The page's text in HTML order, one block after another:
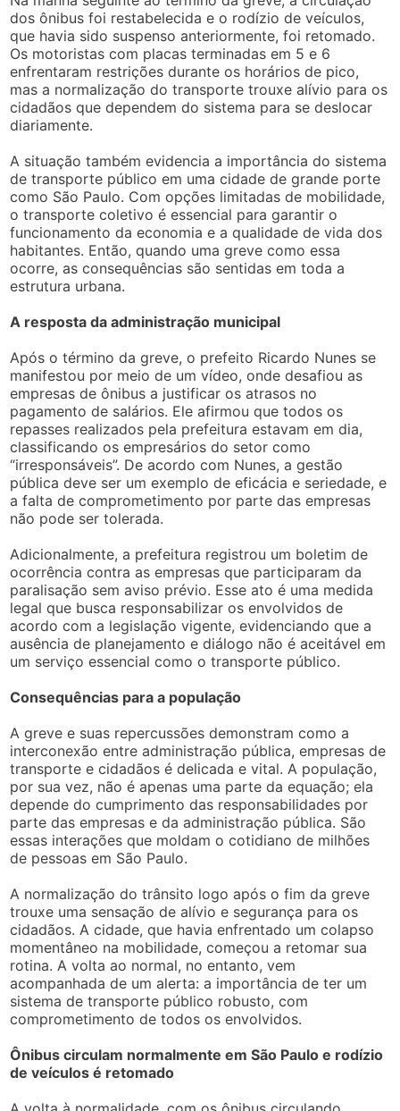
dos ônibus foi restabelecida e o rodízio de veículos,
que havia sido suspenso anteriormente, foi retomado.
Os motoristas com placas terminadas em 5 e 6
enfrentaram restrições durante os horários de pico,
mas a normalização do transporte trouxe alívio para os
cidadãos que dependem do sistema para se deslocar
diariamente.
A situação também evidencia a importância do sistema
de transporte público em uma cidade de grande porte
como São Paulo. Com opções limitadas de mobilidade,
o transporte coletivo é essencial para garantir o
funcionamento da economia e a qualidade de vida dos
habitantes. Então, quando uma greve como essa
ocorre, as consequências são sentidas em toda a
estrutura urbana.
A resposta da administração municipal
Após o término da greve, o prefeito Ricardo Nunes se
manifestou por meio de um vídeo, onde desafiou as
empresas de ônibus a justificar os atrasos no
pagamento de salários. Ele afirmou que todos os
repasses realizados pela prefeitura estavam em dia,
classificando os empresários do setor como
“irresponsáveis”. De acordo com Nunes, a gestão
pública deve ser um exemplo de eficácia e seriedade, e
a falta de comprometimento por parte das empresas
não pode ser tolerada.
Adicionalmente, a prefeitura registrou um boletim de
ocorrência contra as empresas que participaram da
paralisação sem aviso prévio. Esse ato é uma medida
legal que busca responsabilizar os envolvidos de
acordo com a legislação vigente, evidenciando que a
ausência de planejamento e diálogo não é aceitável em
um serviço essencial como o transporte público.
Consequências para a população
A greve e suas repercussões demonstram como a
interconexão entre administração pública, empresas de
transporte e cidadãos é delicada e vital. A população,
por sua vez, não é apenas uma parte da equação; ela
depende do cumprimento das responsabilidades por
parte das empresas e da administração pública. São
essas interações que moldam o cotidiano de milhões
de pessoas em São Paulo.
A normalização do trânsito logo após o fim da greve
trouxe uma sensação de alívio e segurança para os
cidadãos. A cidade, que havia enfrentado um colapso
momentâneo na mobilidade, começou a retomar sua
rotina. A volta ao normal, no entanto, vem
acompanhada de um alerta: a importância de ter um
sistema de transporte público robusto, com
comprometimento de todos os envolvidos.
Ônibus circulam normalmente em São Paulo e rodízio
de veículos é retomado